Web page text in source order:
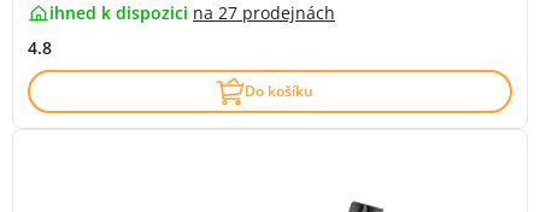
ihned k dispozici na 27 prodejnách
4.8
Do košíku